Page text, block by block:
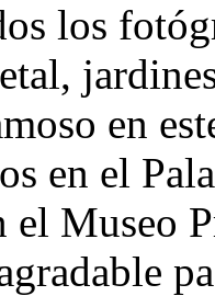
los
en
en el
el Museo